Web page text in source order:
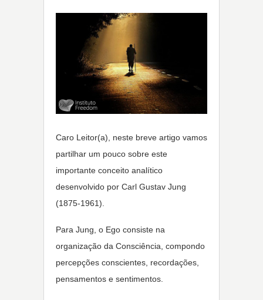
Caro Leitor(a), neste breve artigo vamos
partilhar um pouco sobre este
importante conceito analítico
desenvolvido por Carl Gustav Jung
(1875-1961).
Para Jung, o Ego consiste na
organização da Consciência, compondo
percepções conscientes, recordações,
pensamentos e sentimentos.